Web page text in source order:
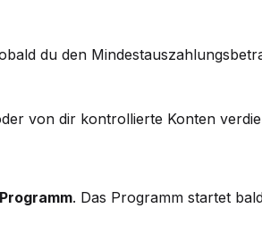
du den
von dir kontrollierte Konten
. Das Programm startet